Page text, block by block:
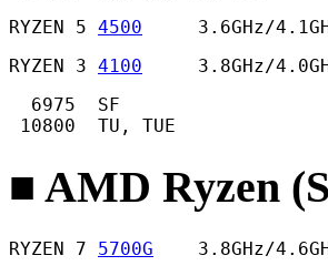
RYZEN 5 4500
3.6GHz/
RYZEN 3 4100
3.8GHz/
  6975  SF
10800  TU, TUE
■ AMD Ryzen
RYZEN 7 5700G
3.8GHz/